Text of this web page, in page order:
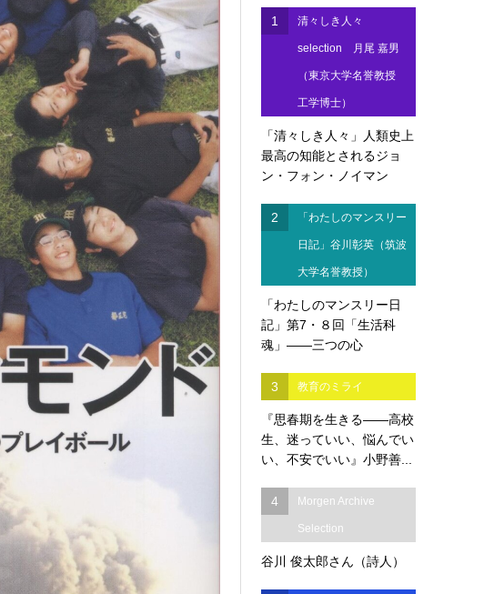
1 清々しき人々
selection 月尾 嘉男
（東京大学名誉教授
工学博士）
「清々しき人々」人類史上
最高の知能とされるジョ
ン・フォン・ノイマン
2 「わたしのマンスリー
日記」谷川彰英（筑波
大学名誉教授）
「わたしのマンスリー日
記」第7・８回「生活科
魂」――三つの心
3 教育のミライ
『思春期を生きる――高校
生、迷っていい、悩んでい
い、不安でいい』小野善...
4 Morgen Archive
Selection
谷川 俊太郎さん（詩人）